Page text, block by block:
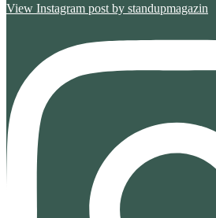
View Instagram post by standupmagazin